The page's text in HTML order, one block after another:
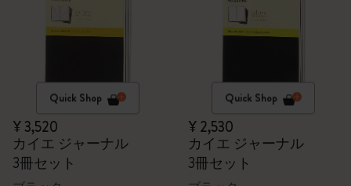
Quick Shop
¥ 3,520
カイエ ジャーナル
3冊セット
Quick Shop
¥ 2,530
カイエ ジャーナル
3冊セット